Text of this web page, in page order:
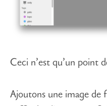
Ceci n’est qu’un point
Ajoutons une image de